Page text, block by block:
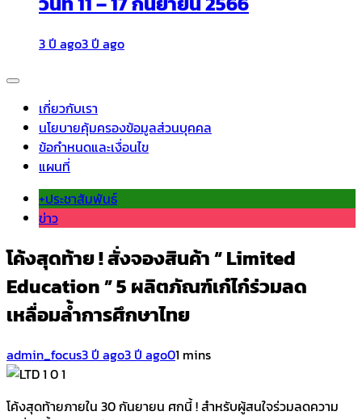
3 ปี ago3 ปี ago
เกี่ยวกับเรา
นโยบายคุ้มครองข้อมูลส่วนบุคคล
ข้อกำหนดและเงื่อนไข
แผนที่
+ประชาสัมพันธ์
ข่าว
โค้งสุดท้าย ! สั่งจองสินค้า “ Limited
Education ” 5 ผลิตภัณฑ์เก๋ไก๋ร่วมลด
เหลื่อมล้ำการศึกษาไทย
admin_focus3 ปี ago3 ปี ago01 mins
โค้งสุดท้ายภายใน 30 กันยายน ศกนี้ ! สำหรับผู้สนใจร่วมลดความ